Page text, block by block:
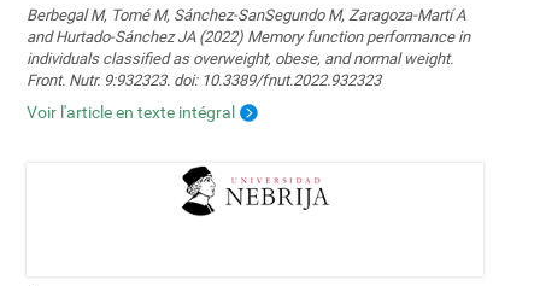
Berbegal M, Tomé M, Sánchez-SanSegundo M, Zaragoza-Martí A
and Hurtado-Sánchez JA (2022) Memory function performance in
individuals classified as overweight, obese, and normal weight.
Front. Nutr. 9:932323. doi: 10.3389/fnut.2022.932323
Voir l'article en texte intégral